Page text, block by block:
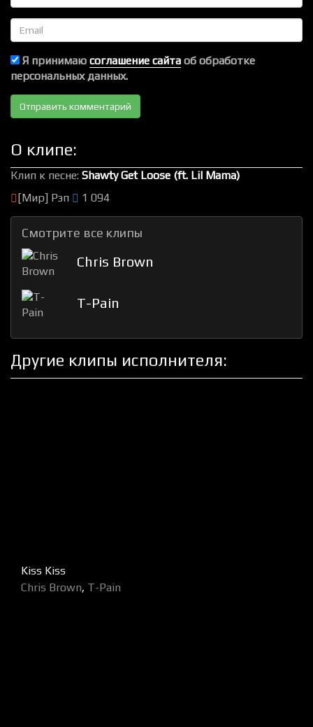
Email
Я принимаю соглашение сайта об обработке
персональных данных.
О клипе:
Клип к песне: Shawty Get Loose (ft. Lil Mama)
[Мир] Рэп
1 094
Смотрите все клипы
Chris Brown
T-Pain
Другие клипы исполнителя:
Kiss Kiss
Chris Brown, T-Pain